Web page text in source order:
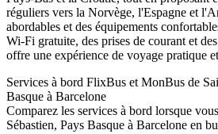
réguliers vers la Norvège, l'Espagne et
abordables et des équipements
Wi-Fi gratuite, des prises de courant et
offre une expérience de voyage pratique
Services à bord FlixBus et MonBus de
Basque à Barcelone
Comparez les services à bord lorsque
Sébastien, Pays Basque à Barcelone en